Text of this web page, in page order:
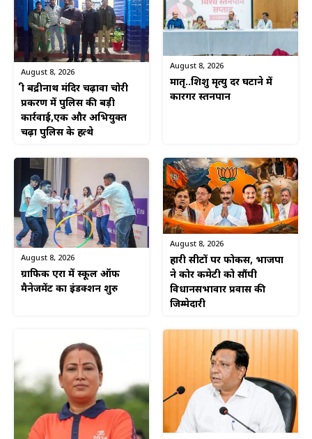
August 8, 2026
श्री बद्रीनाथ मंदिर चढ़ावा चोरी
प्रकरण में पुलिस की बड़ी
कार्रवाई,एक और अभियुक्त
चढ़ा पुलिस के हत्थे
August 8, 2026
मातृ..शिशु मृत्यु दर घटाने में
कारगर स्तनपान
August 8, 2026
ग्राफिक एरा में स्कूल ऑफ
मैनेजमेंट का इंडक्शन शुरु
August 8, 2026
हारी सीटों पर फोकस, भाजपा
ने कोर कमेटी को सौंपी
विधानसभावार प्रवास की
जिम्मेदारी